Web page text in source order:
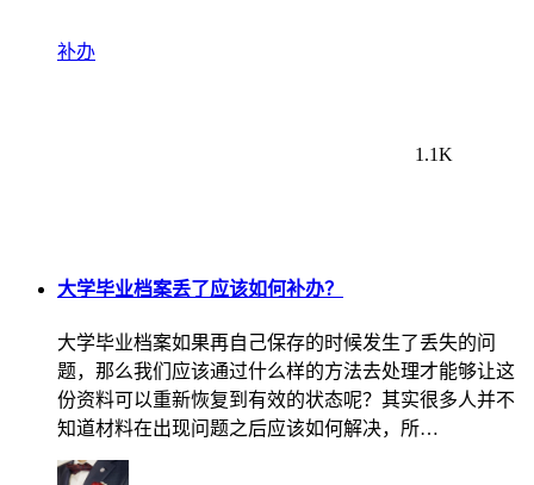
补办
1.1K
大学毕业档案丢了应该如何补办？
大学毕业档案如果再自己保存的时候发生了丢失的问
题，那么我们应该通过什么样的方法去处理才能够让这
份资料可以重新恢复到有效的状态呢？其实很多人并不
知道材料在出现问题之后应该如何解决，所…